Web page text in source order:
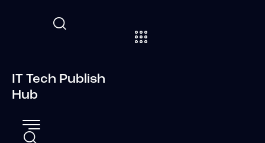
IT Tech Publish
Hub